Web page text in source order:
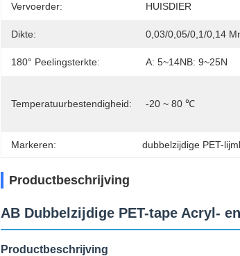
Vervoerder: HUISDIER
Dikte: 0,03/0,05/0,1/0,14
180° Peelingsterkte: A: 5~14NB: 9~25N
Temperatuurbestendigheid: -20 ~ 80 ℃
Markeren: dubbelzijdige PET-
Productbeschrijving
AB Dubbelzijdige PET-tape Acryl-
Productbeschrijving